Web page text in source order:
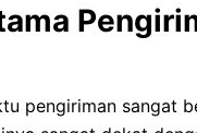
pengiriman sangat